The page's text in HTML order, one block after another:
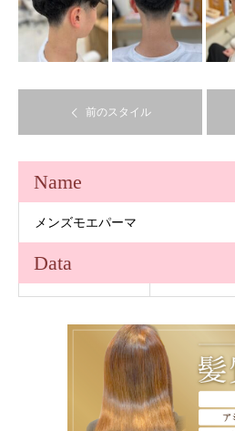
前のスタイル
Name
メンズモエパーマ
Data